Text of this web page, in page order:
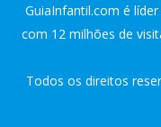
GuiaInfantil.com é
com 12 milhões de
Todos os direitos